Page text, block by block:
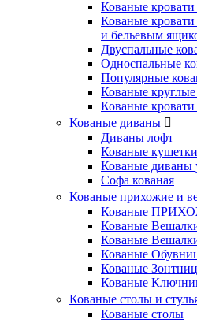
Кованые
Кованые
и бельевым
Двуспальные
Односпальные
Популярные
Кованые круглые
Кованые кровати
Кованые диваны
Диваны лофт
Кованые кушетки
Кованые диваны
Софа кованая
Кованые прихожие и
Кованые
Кованые
Кованые
Кованые
Кованые
Кованые
Кованые столы и
Кованые столы